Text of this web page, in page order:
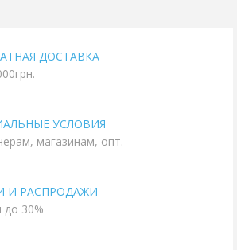
ДОСТАВКА
УСЛОВИЯ
магазинам, опт.
И РАСПРОДАЖИ
до 30%